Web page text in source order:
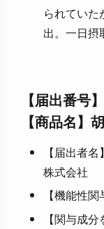
られていた
出。一日摂
【届出番号
【商品名】
【届出者
株式会社
【機能性
【関与成